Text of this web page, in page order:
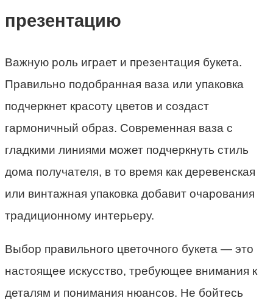
презентацию
Важную роль играет и презентация букета.
Правильно подобранная ваза или упаковка
подчеркнет красоту цветов и создаст
гармоничный образ. Современная ваза с
гладкими линиями может подчеркнуть стиль
дома получателя, в то время как деревенская
или винтажная упаковка добавит очарования
традиционному интерьеру.
Выбор правильного цветочного букета — это
настоящее искусство, требующее внимания к
деталям и понимания нюансов. Не бойтесь